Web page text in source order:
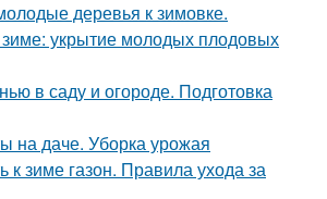
деревья к зимовке.
зиме: укрытие молодых плодовых
в саду и огороде. Подготовка
на даче. Уборка урожая
к зиме газон. Правила ухода за